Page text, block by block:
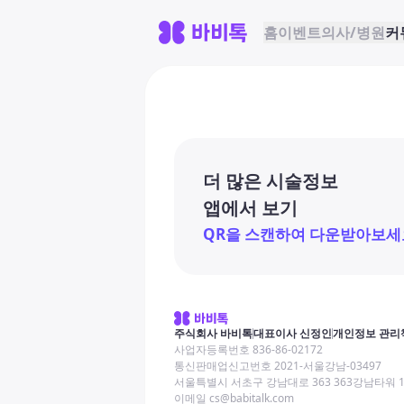
홈이벤트의사/병원커
더 많은 시술정보
앱에서 보기
QR을 스캔하여 다운받아보세
주식회사 바비톡대표이사 신정인개인정보 관리
사업자등록번호 836-86-02172
통신판매업신고번호 2021-서울강남-03497
서울특별시 서초구 강남대로 363 363강남타워
이메일 cs@babitalk.com